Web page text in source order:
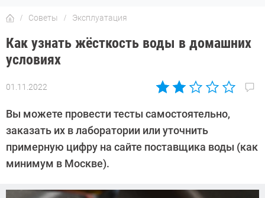
Советы Эксплуатация
Как узнать жёсткость воды в домашних
условиях
01.11.2022
Автор:
Пономарев
Вы можете провести тесты самостоятельно,
заказать их в лаборатории или уточнить
примерную цифру на сайте поставщика воды (как
минимум в Москве).